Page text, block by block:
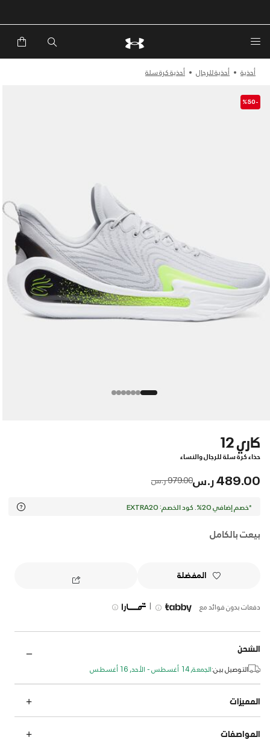
خصم إضافي 20%*. باستخدام الكود EXTRA20
أحذية أحذية للرجال أحذية كرة سلة
-%50
كاري 12
حذاء كرة سلة للرجال والنساء
489.00 ر.س Price reduced from
979.00 ر.س to
*خصم إضافي 20%. كود الخصم: EXTRA20
بيعت بالكامل
المفضلة
دفعات بدون فوائد مع |
الشحن
التوصيل بين:الجمعة, 14 أغسطس - الأحد, 16 أغسطس
المميزات
المواصفات